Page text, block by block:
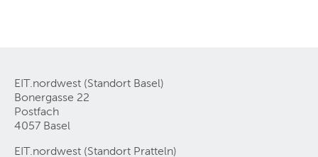
EIT.nordwest (Standort Basel)
Bonergasse 22
Postfach
4057 Basel
EIT.nordwest (Standort Pratteln)